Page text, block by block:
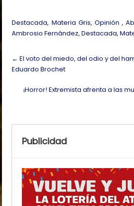
Destacada, Materia Gris, Opinión ,
Ambrosio Fernández,Destacada,
Post
navigation
← El voto del miedo, del odio y del
Eduardo Brochet
¡Horror! Extremista afrenta a las
Publicidad